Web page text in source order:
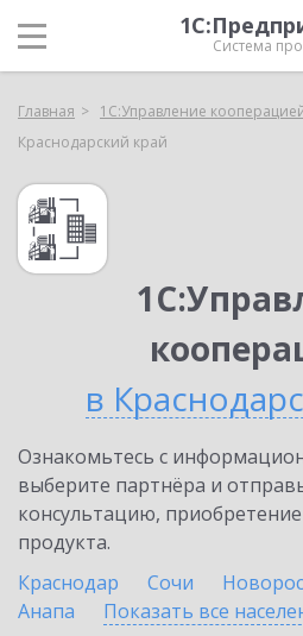
Система
Главная 1С:Управление
Краснодарский край
в
Ознакомьтесь с
выберите партнёра и
консультацию,
продукта.
Краснодар
Сочи
Анапа
Показать все